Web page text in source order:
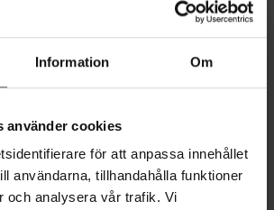
Information Om
använder cookies
för att anpassa innehållet
användarna, tillhandahålla funktioner
och analysera vår trafik. Vi
via ditt recept
Dölj